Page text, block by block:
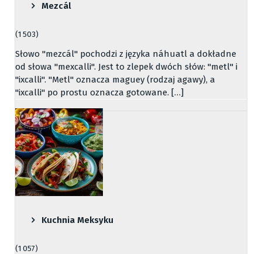
Mezcál
(1 503)
Słowo "mezcál" pochodzi z języka náhuatl a dokładne
od słowa "mexcalli". Jest to zlepek dwóch słów: "metl" i
"ixcalli". "Metl" oznacza maguey (rodzaj agawy), a
"ixcalli" po prostu oznacza gotowane. […]
Kuchnia Meksyku
(1 057)